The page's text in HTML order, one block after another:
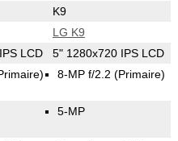
K9
LG K9
LCD 5" 1280x720 IPS LCD
8-MP f/2.2 (Primaire)
5-MP